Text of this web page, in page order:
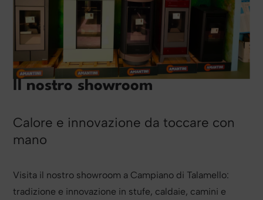
Il nostro showroom
Calore e innovazione da toccare con
mano
Visita il nostro showroom a Campiano di Talamello:
tradizione e innovazione in stufe, caldaie, camini e